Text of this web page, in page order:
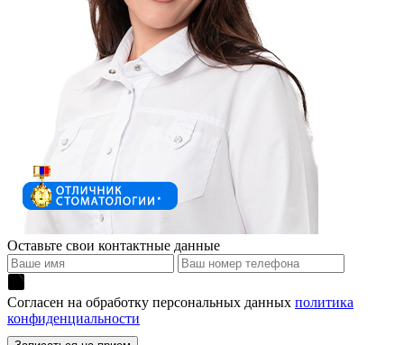
Оставьте свои контактные данные
Согласен на обработку персональных данных политика
конфиденциальности